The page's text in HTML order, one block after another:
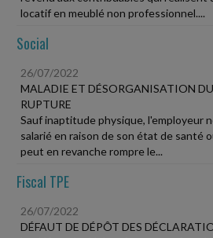
locatif en meublé non professionnel....
Social
26/07/2022
MALADIE ET DÉSORGANISATION DU
RUPTURE
Sauf inaptitude physique, l'employeur
salarié en raison de son état de santé
peut en revanche rompre le...
Fiscal TPE
26/07/2022
DÉFAUT DE DÉPÔT DES